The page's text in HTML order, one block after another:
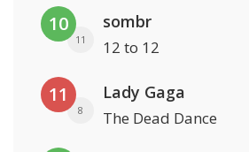
10
11
sombr
12 to 12
11
8
Lady Gaga
The Dead Dance